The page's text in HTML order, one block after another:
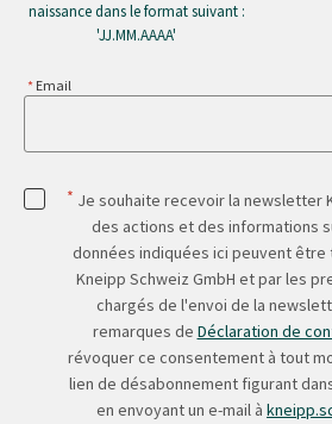
naissance dans le format suivant :
'JJ.MM.AAAA'
Email
* Je souhaite recevoir la newsletter
des actions et des informations
données indiquées ici peuvent
Kneipp Schweiz GmbH et par les
chargés de l'envoi de la
remarques de Déclaration de
révoquer ce consentement à tout
lien de désabonnement figurant
en envoyant un e-mail à